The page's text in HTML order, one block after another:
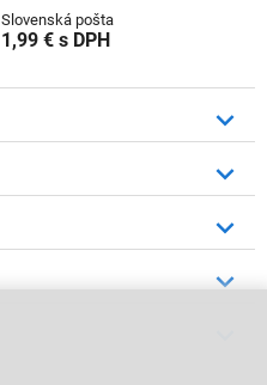
Slovenská pošta
1,99 € s DPH